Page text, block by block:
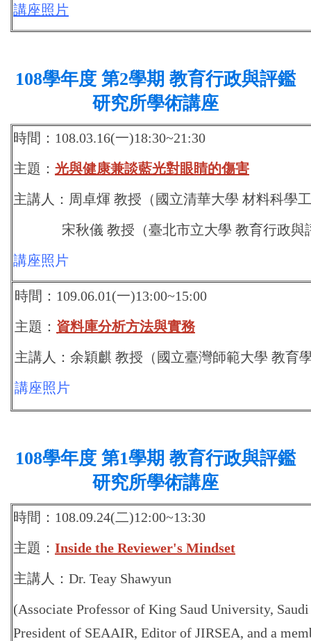
講座照片
108學年度 第2學期 教育行政與評鑑
研究所學術講座
時間：108.03.16(一)18:30~21:30
主題： 光與健康兼談藍光對眼睛的傷害
主講人：周卓煇 教授（國立清華大學 材料科學
宋秋儀 教授（臺北市立大學 教育行政與
講座照片
時間：109.06.01(一)13:00~15:00
主題： 資料庫分析方法與實務
主講人：余穎麒 教授（國立臺灣師範大學 教育
講座照片
108學年度 第1學期 教育行政與評鑑
研究所學術講座
時間：108.09.24(二)12:00~13:30
主題： Inside the Reviewer's Mindset
主講人：Dr. Teay Shawyun
(Associate Professor of King Saud University,
President of SEAAIR, Editor of JIRSEA, and a